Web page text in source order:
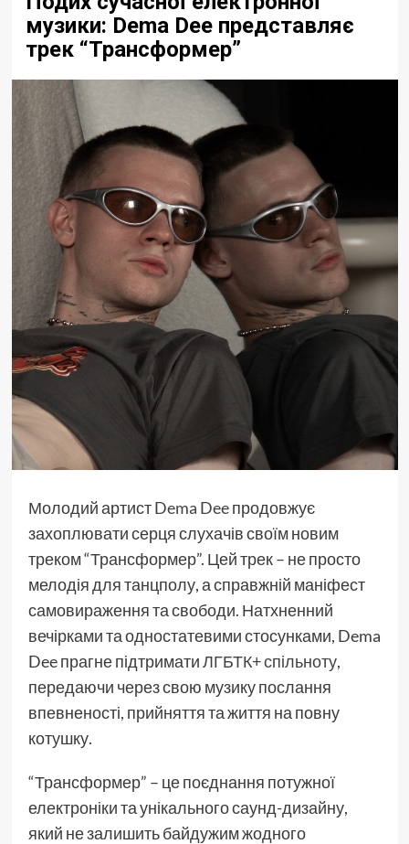
музики: Dema Dee представляє
трек “Трансформер”
Молодий артистDema Deeпродовжує
захоплювати серця слухачів своїм новим
треком “Трансформер”. Цей трек – не просто
мелодія для танцполу, а справжній маніфест
самовираження та свободи. Натхненний
вечірками та одностатевими стосунками, Dema
Dee прагне підтриматиЛГБТК+ спільноту,
передаючи через свою музику послання
впевненості, прийняття та життя на повну
котушку.
“Трансформер” – це поєднання потужної
електроніки та унікального саунд-дизайну,
який не залишить байдужим жодного